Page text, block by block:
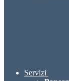
Servizi